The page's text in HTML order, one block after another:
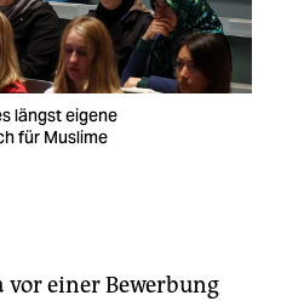
längst eigene
für Muslime
einer Bewerbung